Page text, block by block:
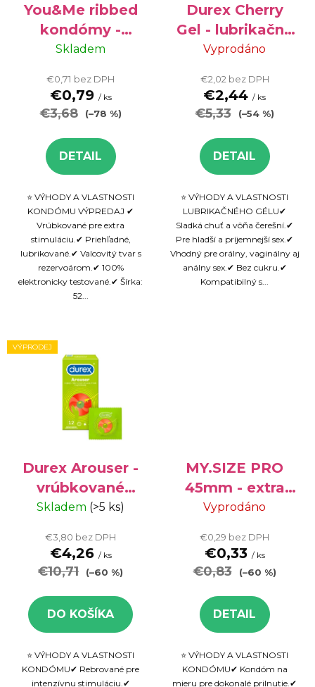
You&Me ribbed
kondómy -
vrúbkované, 12
Skladem
€0,71 bez DPH
€0,79 / ks
€3,68 (–78 %)
DETAIL
⭐ VÝHODY A VLASTNOSTI
KONDÓMU VÝPREDAJ ✔
Vrúbkované pre extra
stimuláciu.✔ Priehľadné,
lubrikované.✔ Valcovitý tvar s
rezervoárom.✔ 100%
elektronicky testované.✔ Šírka:
52...
Durex Cherry
Gel - lubrikačný
gél, 50 ml
Vyprodáno
€2,02 bez DPH
€2,44 / ks
€5,33 (–54 %)
DETAIL
⭐ VÝHODY A VLASTNOSTI
LUBRIKAČNÉHO GÉLU✔
Sladká chuť a vôňa čerešní.✔
Pre hladší a príjemnejší sex.✔
Vhodný pre orálny, vaginálny aj
análny sex.✔ Bez cukru.✔
Kompatibilný s...
VÝPRODEJ
Durex Arouser -
vrúbkované
kondómy, 12 ks
Skladem (>5 ks)
€3,80 bez DPH
€4,26 / ks
€10,71 (–60 %)
DO KOŠÍKA
⭐ VÝHODY A VLASTNOSTI
KONDÓMU✔ Rebrované pre
intenzívnu stimuláciu.✔
MY.SIZE PRO
45mm - extra
malý kondóm,
Vyprodáno
€0,29 bez DPH
€0,33 / ks
€0,83 (–60 %)
DETAIL
⭐ VÝHODY A VLASTNOSTI
KONDÓMU✔ Kondóm na
mieru pre dokonalé prilnutie.✔